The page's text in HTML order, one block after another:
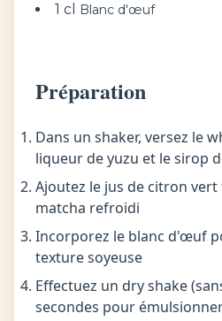
1 cl Blanc d'œuf
Préparation
Dans un shaker, versez le
liqueur de yuzu et le sirop
Ajoutez le jus de citron
matcha refroidi
Incorporez le blanc d'œuf
texture soyeuse
Effectuez un dry shake
secondes pour